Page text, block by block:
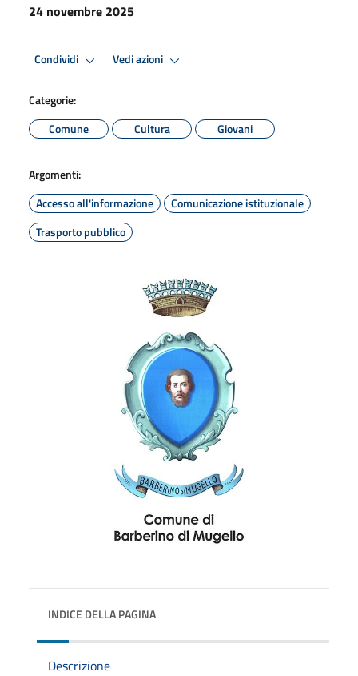
24 novembre 2025
Condividi Vedi azioni
Categorie:
Comune
Cultura Giovani
Argomenti:
Accesso all'informazione
Comunicazione istituzionale
Trasporto pubblico
INDICE DELLA PAGINA
Descrizione